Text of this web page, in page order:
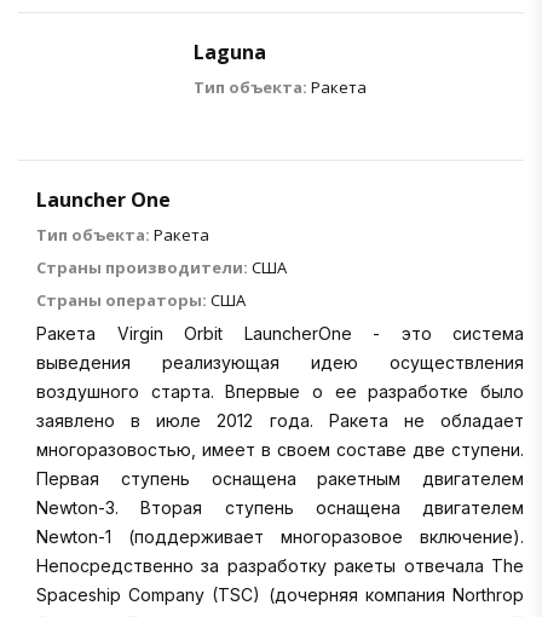
Laguna
Тип объекта: Ракета
Launcher One
Тип объекта: Ракета
Страны производители: США
Страны операторы: США
Ракета Virgin Orbit LauncherOne - это система
выведения реализующая идею осуществления
воздушного старта. Впервые о ее разработке было
заявлено в июле 2012 года. Ракета не обладает
многоразовостью, имеет в своем составе две ступени.
Первая ступень оснащена ракетным двигателем
Newton-3. Вторая ступень оснащена двигателем
Newton-1 (поддерживает многоразовое включение).
Непосредственно за разработку ракеты отвечала The
Spaceship Company (TSC) (дочерняя компания Northrop